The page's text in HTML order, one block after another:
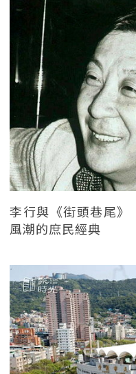
李行與《街頭巷尾》
風潮的庶民經典